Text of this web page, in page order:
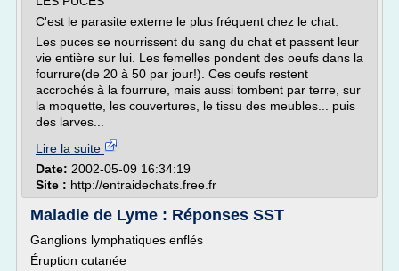
C'est le parasite externe le plus fréquent chez le chat.
Les puces se nourrissent du sang du chat et passent leur
vie entière sur lui. Les femelles pondent des oeufs dans la
fourrure(de 20 à 50 par jour!). Ces oeufs restent
accrochés à la fourrure, mais aussi tombent par terre, sur
la moquette, les couvertures, le tissu des meubles... puis
des larves...
Lire la suite
Date: 2002-05-09 16:34:19
Site : http://entraidechats.free.fr
Maladie de Lyme : Réponses SST
Ganglions lymphatiques enflés
Éruption cutanée